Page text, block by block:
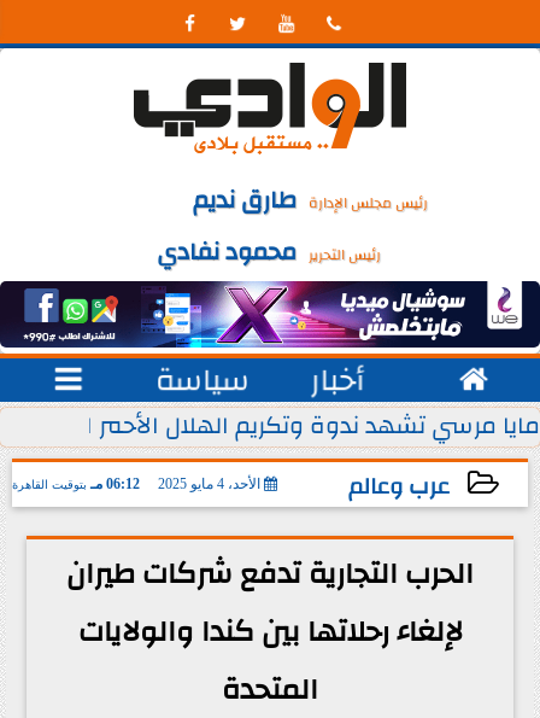
   
رئيس مجلس الإدارة طارق نديم
رئيس التحرير محمود نفادي
 أخبار سياسة 
يوليو من كل عام
مايا مرسي تشهد ندوة وتكريم الهلال الأحمر
عرب وعالم الأحد، 4 مايو 2025 06:12 مـ بتوقيت القاهرة
2025-05-04 18:12:07
الحرب التجارية تدفع شركات طيران
لإلغاء رحلاتها بين كندا والولايات
المتحدة